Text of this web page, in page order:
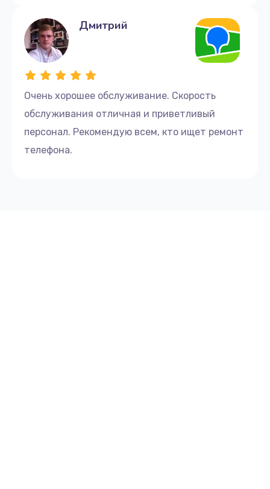
Очень хорошее обслуживание. Скорость
обслуживания отличная и приветливый
персонал. Рекомендую всем, кто ищет ремонт
телефона.
Дмитрий